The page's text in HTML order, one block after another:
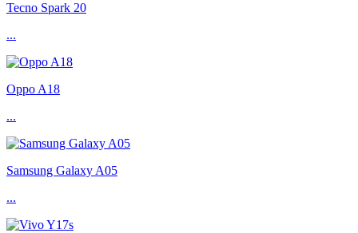
Tecno Spark 20
...
Oppo A18
...
Samsung Galaxy A05
...